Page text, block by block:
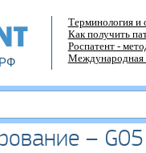
Терминология и
Как получить
Роспатент -
Международная
– G05